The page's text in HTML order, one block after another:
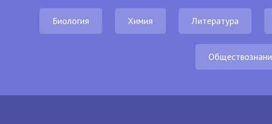
Биология Химия Литература